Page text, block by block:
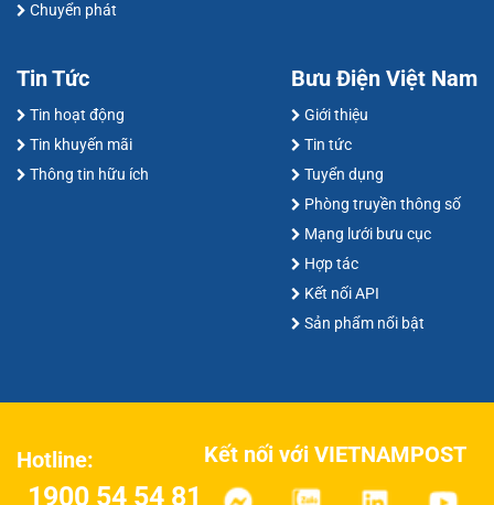
Chuyển phát
Tin Tức
Tin hoạt động
Tin khuyến mãi
Thông tin hữu ích
Bưu Điện Việt Nam
Giới thiệu
Tin tức
Tuyển dụng
Phòng truyền thông số
Mạng lưới bưu cục
Hợp tác
Kết nối API
Sản phẩm nổi bật
Hotline:
1900 54 54 81
Kết nối với VIETNAMPOST